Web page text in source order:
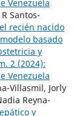
Venezuela
Santos-
recién nacido
basado
y
2 (2024):
Venezuela
Villasmil, Jorly
Reyna-
y